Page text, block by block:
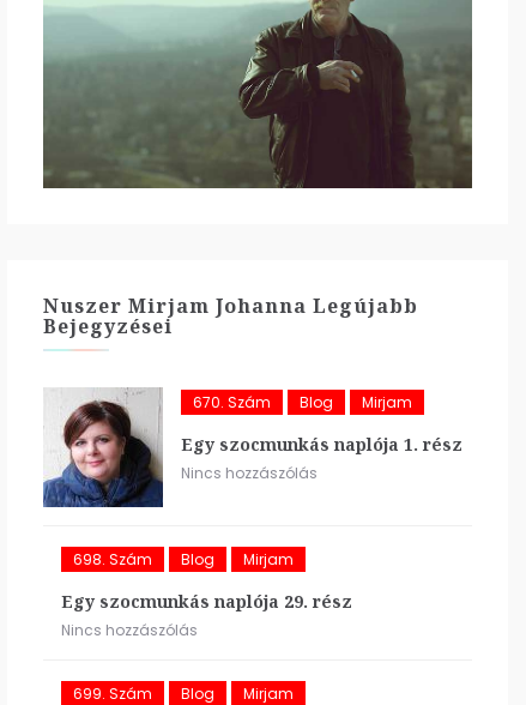
Nuszer Mirjam Johanna Legújabb
Bejegyzései
670. Szám Blog Mirjam
Egy szocmunkás naplója 1. rész
Nincs hozzászólás
698. Szám Blog Mirjam
Egy szocmunkás naplója 29. rész
Nincs hozzászólás
699. Szám Blog Mirjam